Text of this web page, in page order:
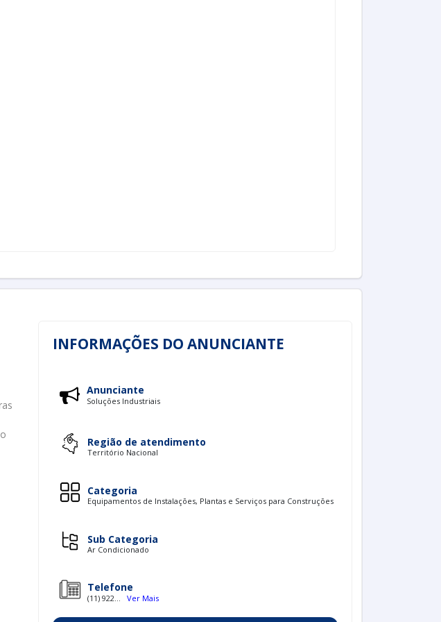
INFORMAÇÕES DO ANUNCIANTE
Anunciante
Soluções Industriais
Região de atendimento
Território Nacional
Categoria
Equipamentos de Instalações, Plantas e Serviços para Construções
Sub Categoria
Ar Condicionado
Telefone
(11) 922... Ver Mais